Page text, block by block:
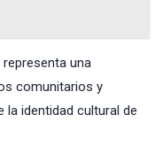
representa una
comunitarios y
identidad cultural de